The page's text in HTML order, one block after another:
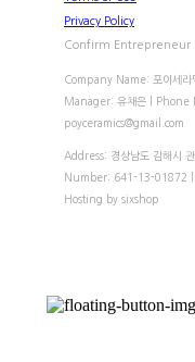
Privacy Policy
Confirm Entrepreneur
Company Name: 포이세
Manager: 유채은 |
poyceramics@gmail.com
Address: 경상남도 김해시
Number: 641-13-01872
Hosting by sixshop